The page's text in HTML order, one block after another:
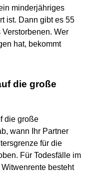
minderjähriges
ist. Dann gibt es 55
Wer
hat, bekommt
die große
die große
wann Ihr Partner
für die
Für Todesfälle im
besteht